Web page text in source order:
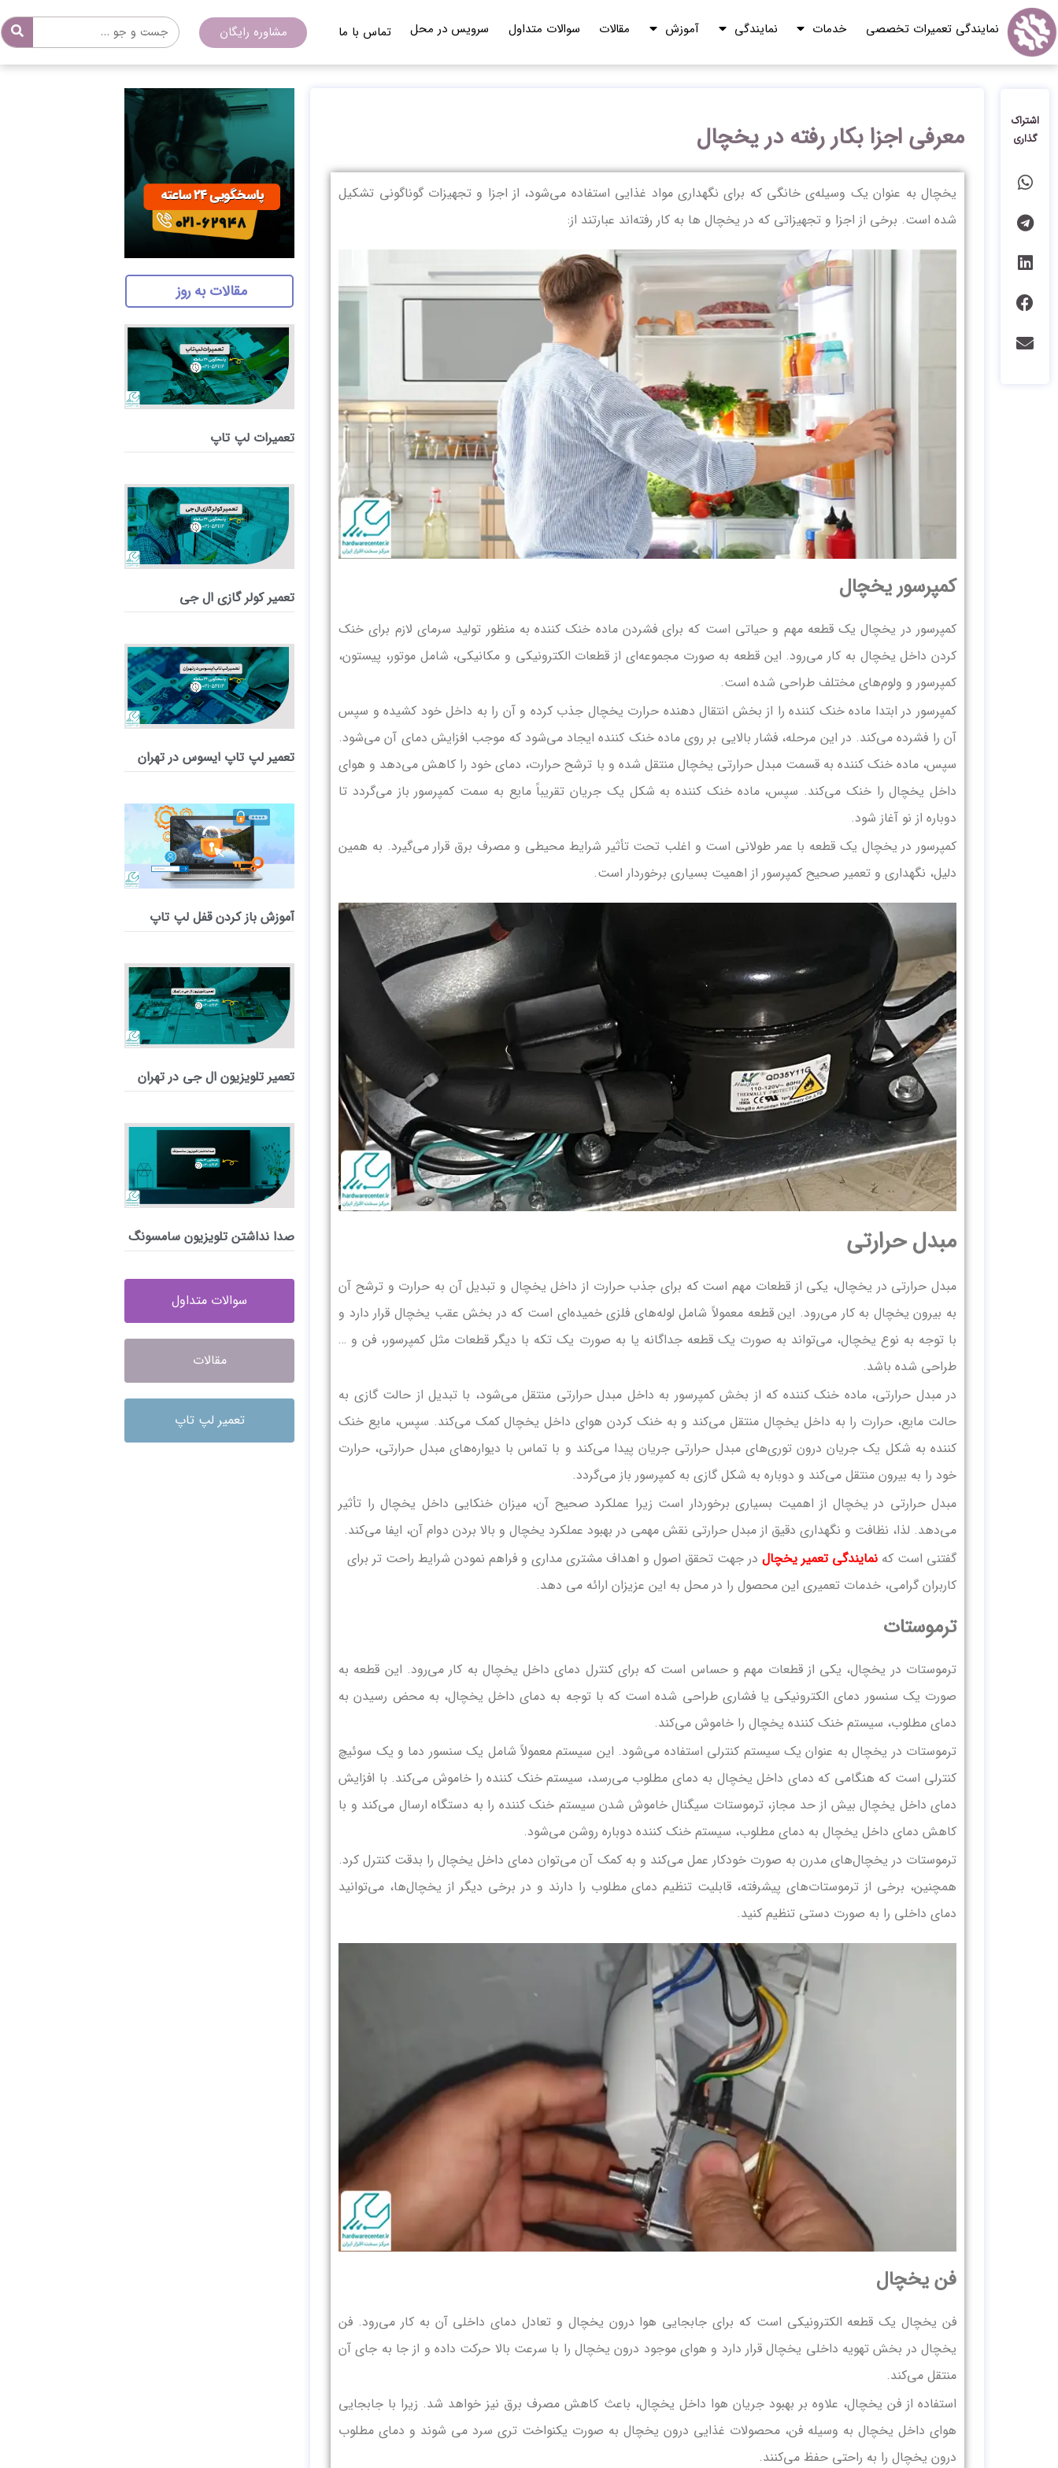
نمایندگی تعمیرات تخصصی خدمات نمایندگی آموزش مقالات سوالات متداول سرویس در محل تماس با ما مشاوره رایگان
اشتراک
گذاری
معرفی اجزا بکار رفته در یخچال
یخچال به عنوان یک وسیله‌ی خانگی که برای نگهداری مواد غذایی استفاده می‌شود، از اجزا و تجهیزات گوناگونی تشکیل
شده است. برخی از اجزا و تجهیزاتی که در یخچال ها به کار رفته‌اند عبارتند از:
کمپرسور یخچال
کمپرسور در یخچال یک قطعه مهم و حیاتی است که برای فشردن ماده خنک کننده به منظور تولید سرمای لازم برای خنک
کردن داخل یخچال به کار می‌رود. این قطعه به صورت مجموعه‌ای از قطعات الکترونیکی و مکانیکی، شامل موتور، پیستون،
کمپرسور و ولوم‌های مختلف طراحی شده است.
کمپرسور در ابتدا ماده خنک کننده را از بخش انتقال دهنده حرارت یخچال جذب کرده و آن را به داخل خود کشیده و سپس
آن را فشرده می‌کند. در این مرحله، فشار بالایی بر روی ماده خنک کننده ایجاد می‌شود که موجب افزایش دمای آن می‌شود.
سپس، ماده خنک کننده به قسمت مبدل حرارتی یخچال منتقل شده و با ترشح حرارت، دمای خود را کاهش می‌دهد و هوای
داخل یخچال را خنک می‌کند. سپس، ماده خنک کننده به شکل یک جریان تقریباً مایع به سمت کمپرسور باز می‌گردد تا
دوباره از نو آغاز شود.
کمپرسور در یخچال یک قطعه با عمر طولانی است و اغلب تحت تأثیر شرایط محیطی و مصرف برق قرار می‌گیرد. به همین
دلیل، نگهداری و تعمیر صحیح کمپرسور از اهمیت بسیاری برخوردار است.
مبدل حرارتی
مبدل حرارتی در یخچال، یکی از قطعات مهم است که برای جذب حرارت از داخل یخچال و تبدیل آن به حرارت و ترشح آن
به بیرون یخچال به کار می‌رود. این قطعه معمولاً شامل لوله‌های فلزی خمیده‌ای است که در بخش عقب یخچال قرار دارد و
با توجه به نوع یخچال، می‌تواند به صورت یک قطعه جداگانه یا به صورت یک تکه با دیگر قطعات مثل کمپرسور، فن و …
طراحی شده باشد.
در مبدل حرارتی، ماده خنک کننده که از بخش کمپرسور به داخل مبدل حرارتی منتقل می‌شود، با تبدیل از حالت گازی به
حالت مایع، حرارت را به داخل یخچال منتقل می‌کند و به خنک کردن هوای داخل یخچال کمک می‌کند. سپس، مایع خنک
کننده به شکل یک جریان درون توری‌های مبدل حرارتی جریان پیدا می‌کند و با تماس با دیواره‌های مبدل حرارتی، حرارت
خود را به بیرون منتقل می‌کند و دوباره به شکل گازی به کمپرسور باز می‌گردد.
مبدل حرارتی در یخچال از اهمیت بسیاری برخوردار است زیرا عملکرد صحیح آن، میزان خنکایی داخل یخچال را تأثیر
می‌دهد. لذا، نظافت و نگهداری دقیق از مبدل حرارتی نقش مهمی در بهبود عملکرد یخچال و بالا بردن دوام آن، ایفا می‌کند.
گفتنی است که نمایندگی تعمیر یخچال در جهت تحقق اصول و اهداف مشتری مداری و فراهم نمودن شرایط راحت تر برای
کاربران گرامی، خدمات تعمیری این محصول را در محل به این عزیزان ارائه می دهد.
ترموستات
ترموستات در یخچال، یکی از قطعات مهم و حساس است که برای کنترل دمای داخل یخچال به کار می‌رود. این قطعه به
صورت یک سنسور دمای الکترونیکی یا فشاری طراحی شده است که با توجه به دمای داخل یخچال، به محض رسیدن به
دمای مطلوب، سیستم خنک کننده یخچال را خاموش می‌کند.
ترموستات در یخچال به عنوان یک سیستم کنترلی استفاده می‌شود. این سیستم معمولاً شامل یک سنسور دما و یک سوئیچ
کنترلی است که هنگامی که دمای داخل یخچال به دمای مطلوب می‌رسد، سیستم خنک کننده را خاموش می‌کند. با افزایش
دمای داخل یخچال بیش از حد مجاز، ترموستات سیگنال خاموش شدن سیستم خنک کننده را به دستگاه ارسال می‌کند و با
کاهش دمای داخل یخچال به دمای مطلوب، سیستم خنک کننده دوباره روشن می‌شود.
ترموستات در یخچال‌های مدرن به صورت خودکار عمل می‌کند و به کمک آن می‌توان دمای داخل یخچال را بدقت کنترل کرد.
همچنین، برخی از ترموستات‌های پیشرفته، قابلیت تنظیم دمای مطلوب را دارند و در برخی دیگر از یخچال‌ها، می‌توانید
دمای داخلی را به صورت دستی تنظیم کنید.
فن یخچال
فن یخچال یک قطعه الکترونیکی است که برای جابجایی هوا درون یخچال و تعادل دمای داخلی آن به کار می‌رود. فن
یخچال در بخش تهویه داخلی یخچال قرار دارد و هوای موجود درون یخچال را با سرعت بالا حرکت داده و از جا به جای آن
منتقل می‌کند.
استفاده از فن یخچال، علاوه بر بهبود جریان هوا داخل یخچال، باعث کاهش مصرف برق نیز خواهد شد. زیرا با جابجایی
هوای داخل یخچال به وسیله فن، محصولات غذایی درون یخچال به صورت یکنواخت تری سرد می شوند و دمای مطلوب
درون یخچال را به راحتی حفظ می‌کنند.
مقالات به روز
تعمیرات لپ تاپ
تعمیر کولر گازی ال جی
تعمیر لپ‌ تاپ ایسوس در تهران
آموزش باز کردن قفل لپ تاپ
تعمیر تلویزیون ال جی در تهران
صدا نداشتن تلویزیون سامسونگ
سوالات متداول
مقالات
تعمیر لپ تاپ